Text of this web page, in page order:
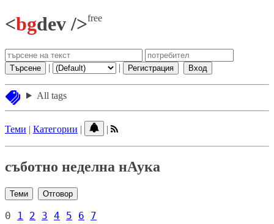
<bgdev />free
Търсене | | Регистрация Вход
All tags
Теми | Категории | |
съботно неделна нАука
Теми Отговор
0 1 2 3 4 5 6 7